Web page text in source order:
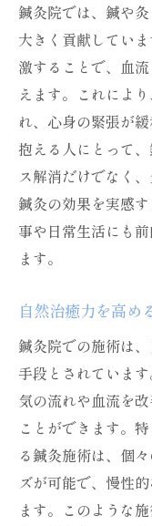
鍼灸院では、鍼や
大きく貢献してい
激することで、血
えます。これによ
れ、心身の緊張が
抱える人にとって
ス解消だけでなく
鍼灸の効果を実感
事や日常生活にも
ます。
自然治癒力を高め
鍼灸院での施術は
手段とされていま
気の流れや血流を
ことができます。
る鍼灸施術は、個
ズが可能で、慢性
ます。このような